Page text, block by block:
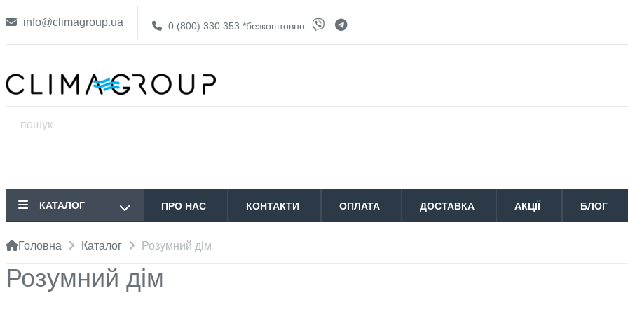
info@climagroup.ua 0 (800) 330 353 *безкоштовно
КАТАЛОГ ПРО НАС КОНТАКТИ ОПЛАТА ДОСТАВКА АКЦІЇ БЛОГ
Головна Каталог Розумний дім
Розумний дім